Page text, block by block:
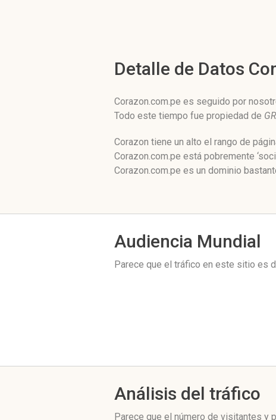
Detalle de Datos
Corazon.com.pe es seguido por
Todo este tiempo fue propiedad de
Corazon tiene un alto el rango de
Corazon.com.pe está pobremente
Corazon.com.pe es un dominio
Audiencia Mundial
Parece que el tráfico en este sitio es
Análisis del tráfico
Parece que el número de visitantes y